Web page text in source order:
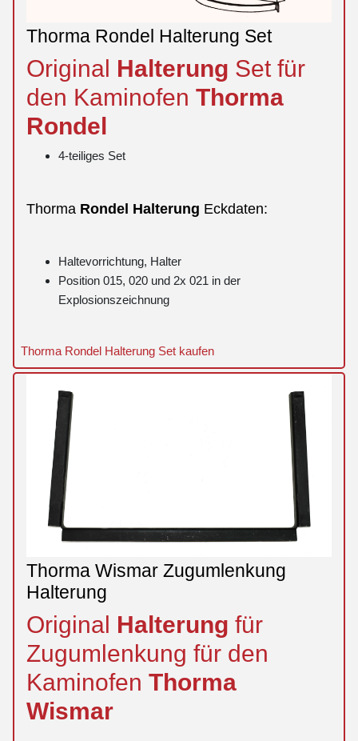
Thorma Rondel Halterung Set
Original Halterung Set für
den Kaminofen Thorma
Rondel
4-teiliges Set
Thorma Rondel Halterung Eckdaten:
Haltevorrichtung, Halter
Position 015, 020 und 2x 021 in der
Explosionszeichnung
Thorma Rondel Halterung Set kaufen
Thorma Wismar Zugumlenkung
Halterung
Original Halterung für
Zugumlenkung für den
Kaminofen Thorma
Wismar